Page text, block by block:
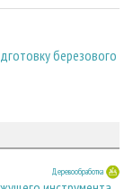
березового
Деревообработка